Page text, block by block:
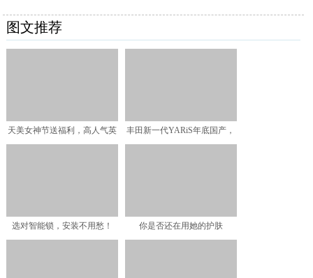
图文推荐
天美女神节送福利，高人气英
丰田新一代YARiS年底国产，
选对智能锁，安装不用愁！
你是否还在用她的护肤